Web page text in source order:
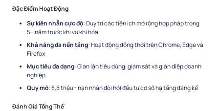
Đặc Điểm Hoạt Động
Sự kiên nhẫn cực độ: Duy trì các tiện ích mở rộng hợp pháp trong
5+ năm trước khi vũ khí hóa​
Khả năng đa nền tảng: Hoạt động đồng thời trên Chrome, Edge và
Firefox​
Mục tiêu đa dạng: Gian lận tiêu dùng, giám sát và gián điệp doanh
nghiệp​
Quy mô: 8,8 triệu+ nạn nhân đòi hỏi đầu tư cơ sở hạ tầng đáng kể​
Đánh Giá Tổng Thể